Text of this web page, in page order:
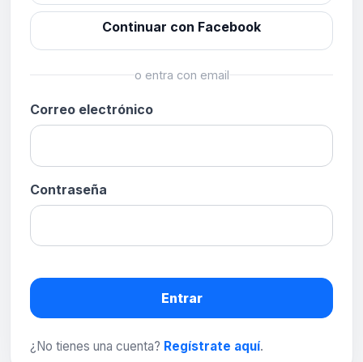
Continuar con Facebook
o entra con email
Correo electrónico
Contraseña
Entrar
¿No tienes una cuenta? Regístrate aquí.